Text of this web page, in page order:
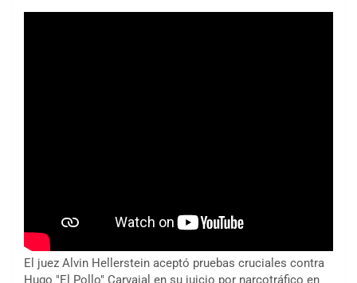
El juez Alvin Hellerstein aceptó pruebas cruciales contra
Hugo "El Pollo" Carvajal en su juicio por narcotráfico en